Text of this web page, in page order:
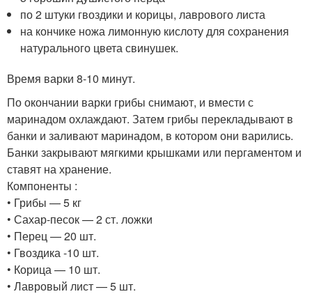
по 2 штуки гвоздики и корицы, лаврового листа
на кончике ножа лимонную кислоту для сохранения
натурального цвета свинушек.
Время варки 8-10 минут.
По окончании варки грибы снимают, и вмести с
маринадом охлаждают. Затем грибы перекладывают в
банки и заливают маринадом, в котором они варились.
Банки закрывают мягкими крышками или пергаментом и
ставят на хранение.
Компоненты :
• Грибы — 5 кг
• Сахар-песок — 2 ст. ложки
• Перец — 20 шт.
• Гвоздика -10 шт.
• Корица — 10 шт.
• Лавровый лист — 5 шт.